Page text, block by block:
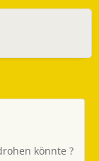
- in
wir
in der Welt
könnte ?